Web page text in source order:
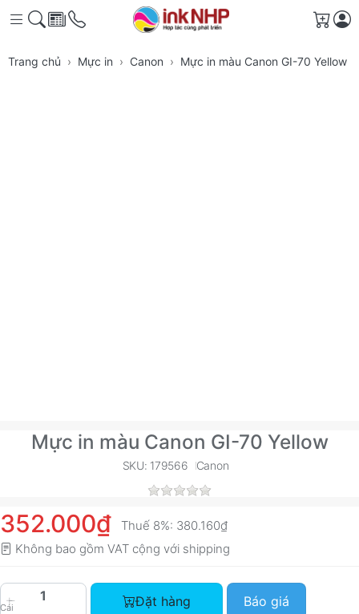
Giỏ
Trang chủ Mực in Canon Mực in màu Canon GI-70 Yellow
Mực in màu Canon GI-70 Yellow
SKU: 179566 Canon
352.000₫ Thuế 8%: 380.160₫
Không bao gồm VAT cộng với shipping
Cái
Mực in màu Canon GI-70 Yellow với giá
Đặt hàng Báo giá